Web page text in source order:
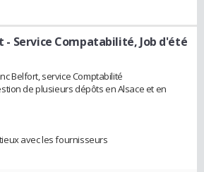
- Service Compatabilité, Job d'été
Belfort, service Comptabilité
de plusieurs dépôts en Alsace et en
avec les fournisseurs